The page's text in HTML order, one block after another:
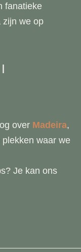
fanatieke
zijn we op
|
over Madeira,
plekken waar we
Je kan ons